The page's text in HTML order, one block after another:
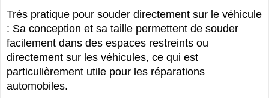
Très pratique pour souder directement sur le véhicule
: Sa conception et sa taille permettent de souder
facilement dans des espaces restreints ou
directement sur les véhicules, ce qui est
particulièrement utile pour les réparations
automobiles.